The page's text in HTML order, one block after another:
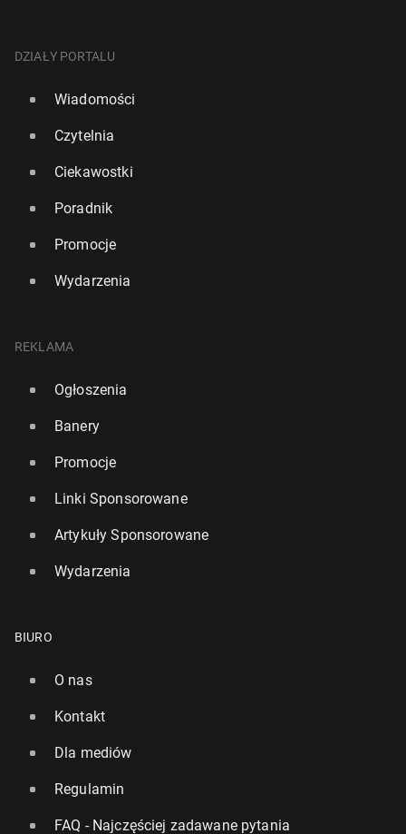
DZIAŁY PORTALU
Wiadomości
Czytelnia
Ciekawostki
Poradnik
Promocje
Wydarzenia
REKLAMA
Ogłoszenia
Banery
Promocje
Linki Sponsorowane
Artykuły Sponsorowane
Wydarzenia
BIURO
O nas
Kontakt
Dla mediów
Regulamin
FAQ - Najczęściej zadawane pytania